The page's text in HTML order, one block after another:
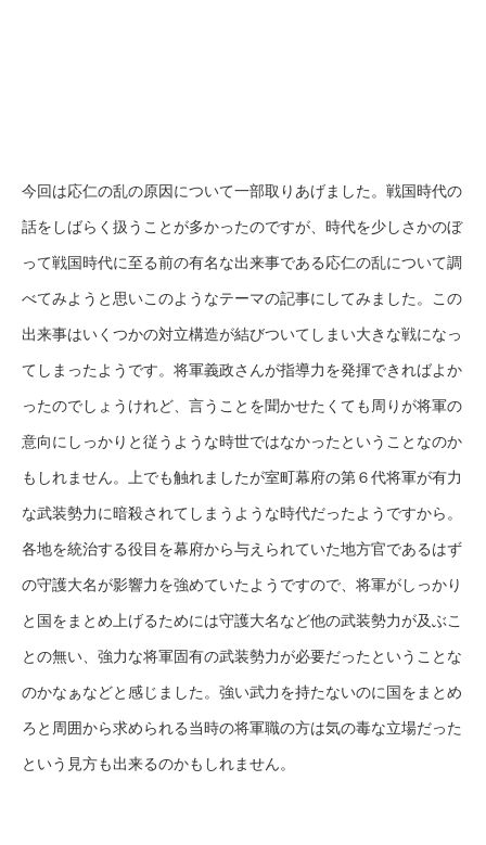
今回は応仁の乱の原因について一部取りあげました。戦国時代の
話をしばらく扱うことが多かったのですが、時代を少しさかのぼ
って戦国時代に至る前の有名な出来事である応仁の乱について調
べてみようと思いこのようなテーマの記事にしてみました。この
出来事はいくつかの対立構造が結びついてしまい大きな戦になっ
てしまったようです。将軍義政さんが指導力を発揮できればよか
ったのでしょうけれど、言うことを聞かせたくても周りが将軍の
意向にしっかりと従うような時世ではなかったということなのか
もしれません。上でも触れましたが室町幕府の第６代将軍が有力
な武装勢力に暗殺されてしまうような時代だったようですから。
各地を統治する役目を幕府から与えられていた地方官であるはず
の守護大名が影響力を強めていたようですので、将軍がしっかり
と国をまとめ上げるためには守護大名など他の武装勢力が及ぶこ
との無い、強力な将軍固有の武装勢力が必要だったということな
のかなぁなどと感じました。強い武力を持たないのに国をまとめ
ろと周囲から求められる当時の将軍職の方は気の毒な立場だった
という見方も出来るのかもしれません。